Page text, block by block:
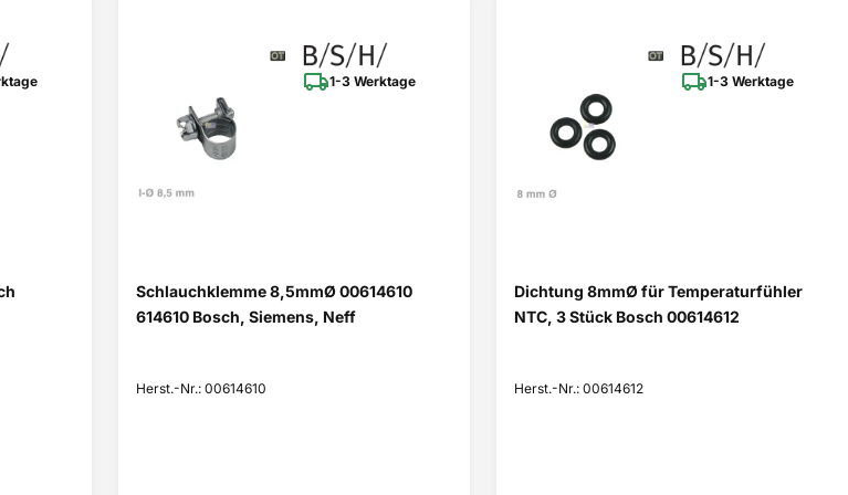
1-3 Werktage
Schlauchklemme 8,5mmØ 00614610
614610 Bosch, Siemens, Neff
Herst.-Nr.: 00614610
1-3 Werktage
Dichtung 8mmØ für Temperaturfühler
NTC, 3 Stück Bosch 00614612
Herst.-Nr.: 00614612